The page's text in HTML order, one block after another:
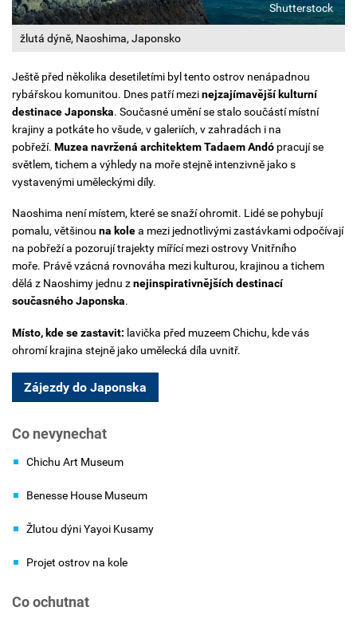
žlutá dýně, Naoshima, Japonsko
Shutterstock
Ještě před několika desetiletími byl tento ostrov nenápadnou
rybářskou komunitou. Dnes patří mezinejzajímavější kulturní
destinace Japonska. Současné umění se stalo součástí místní
krajiny a potkáte ho všude, v galeriích, v zahradách i na
pobřeží. Muzea navržená architektem Tadaem Andó pracují se
světlem, tichem a výhledy na moře stejně intenzivně jako s
vystavenými uměleckými díly.
Naoshima není místem, které se snaží ohromit. Lidé se pohybují
pomalu, většinou na kolea mezi jednotlivými zastávkami odpočívají
na pobřeží a pozorují trajekty mířící mezi ostrovy Vnitřního
moře. Právě vzácná rovnováha mezi kulturou, krajinou a tichem
dělá z Naoshimy jednu znejinspirativnějších destinací
současného Japonska.
Místo, kde se zastavit: lavička před muzeem Chichu, kde vás
ohromí krajina stejně jako umělecká díla uvnitř.
Zájezdy do Japonska
Co nevynechat
Chichu Art Museum
Benesse House Museum
Žlutou dýni Yayoi Kusamy
Projet ostrov na kole
Co ochutnat